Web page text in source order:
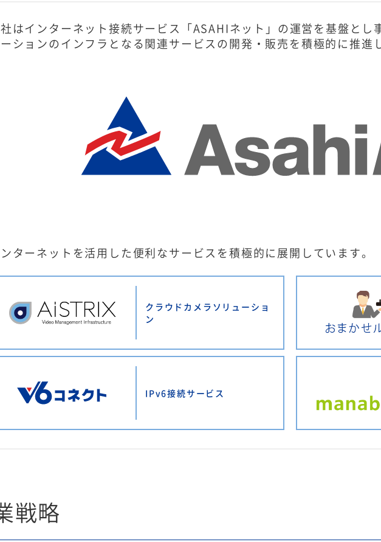
はインターネット接続サービス「ASAHIネット」の運営を基盤とし
ションのインフラとなる関連サービスの開発・販売を積極的に推進
ターネットを活用した便利なサービスを積極的に展開しています。
クラウドカメラソリューショ
ン
IPv6接続サービス
戦略